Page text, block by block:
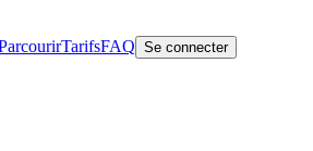
TarifsFAQ Se connecter